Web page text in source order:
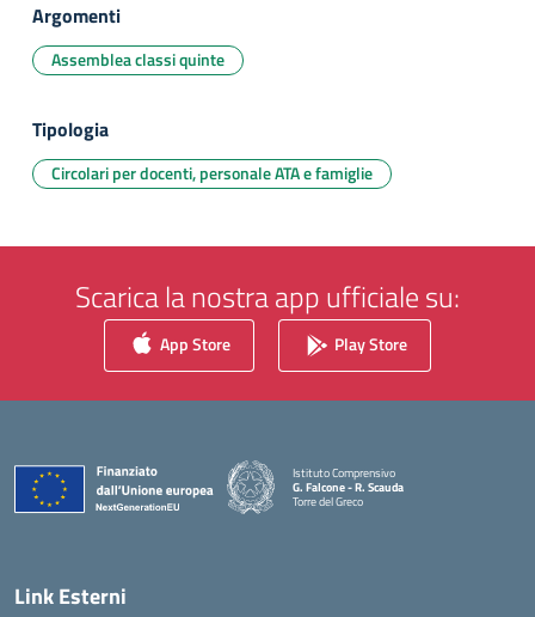
Argomenti
Assemblea classi quinte
Tipologia
Circolari per docenti, personale ATA e famiglie
Scarica la nostra app ufficiale su:
App Store Play Store
Istituto Comprensivo
G. Falcone - R. Scauda
Torre del Greco
Link Esterni